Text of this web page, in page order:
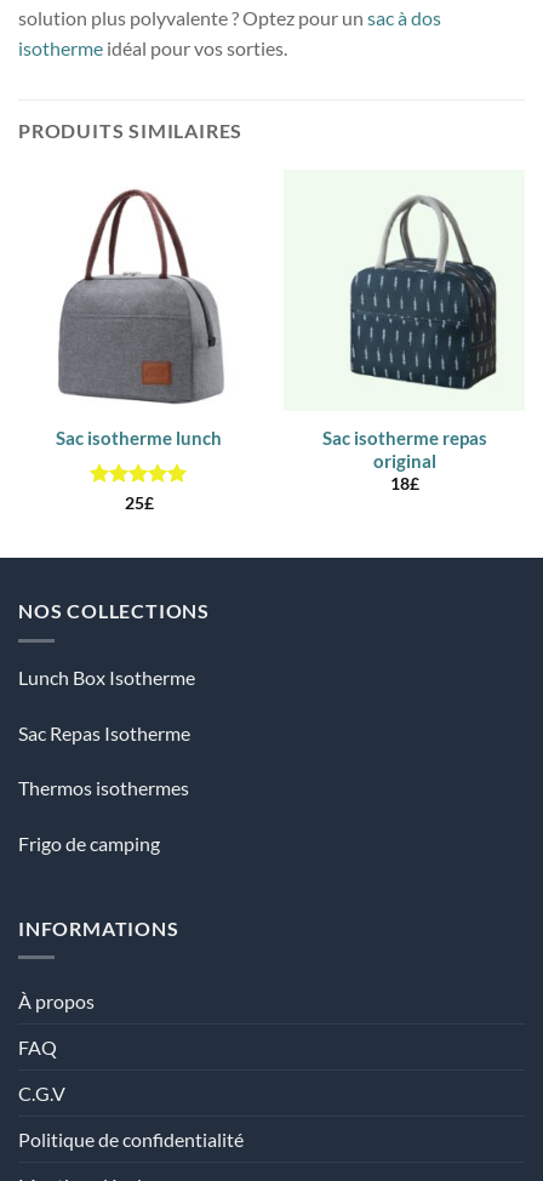
solution plus polyvalente ? Optez pour un sac à dos
isotherme idéal pour vos sorties.
PRODUITS SIMILAIRES
Sac isotherme lunch
Note5sur
25£
Sac isotherme repas
original
18£
NOS COLLECTIONS
Lunch Box Isotherme
Sac Repas Isotherme
Thermos isothermes
Frigo de camping
INFORMATIONS
À propos
FAQ
C.G.V
Politique de confidentialité